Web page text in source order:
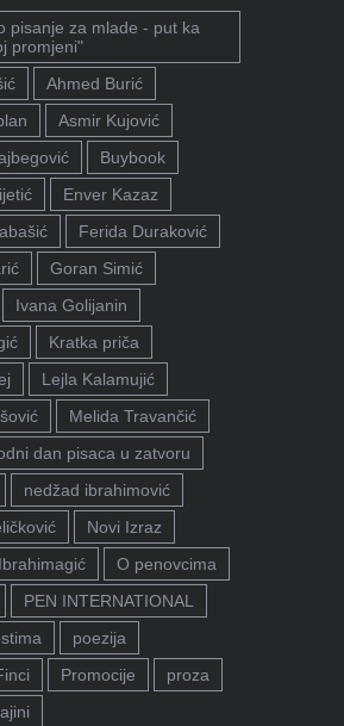
pisanje za mlade - put ka
promjeni"
Ahmed Burić
Asmir Kujović
Buybook
Enver Kazaz
Ferida Duraković
Goran Simić
Ivana Golijanin
Kratka priča
Lejla Kalamujić
Melida Travančić
dan pisaca u zatvoru
nedžad ibrahimović
Novi Izraz
O penovcima
PEN INTERNATIONAL
poezija
Promocije
proza